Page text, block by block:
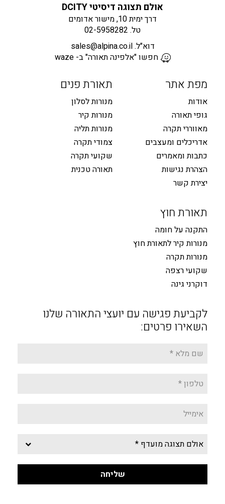
אולם תצוגה דיסיטי DCITY
דרך ימית 10, מישור אדומים
טל. 02-5958282
דוא"ל.sales@alpina.co.il
חפשו "אלפינה תאורה" ב- waze
מפת אתר
אודות
גופי תאורה
מאווררי תקרה
אדריכלים ומעצבים
כתבות ומאמרים
הצהרת נגישות
יצירת קשר
תאורת פנים
מנורות לסלון
מנורות קיר
מנורות תליה
צמודי תקרה
שקועי תקרה
תאורה טכנית
תאורת חוץ
התקנה על חומה
מנורות קיר לתאורת חוץ
מנורות תקרה
שקועי רצפה
דוקרני גינה
לקביעת פגישה עם יועצי התאורה שלנו
השאירו פרטים: